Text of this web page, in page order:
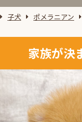
子犬 ポメラニアン
家族が決